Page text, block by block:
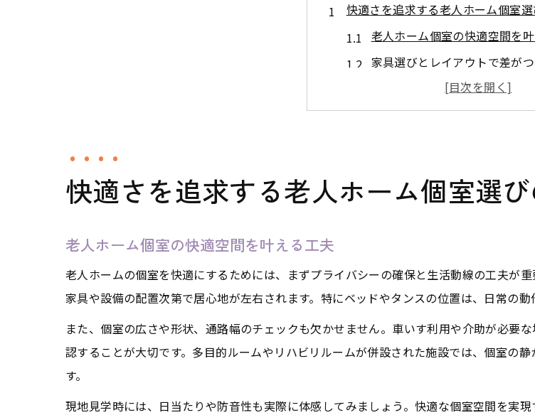
快適さを追求する老人ホーム個室
老人ホーム個室の快適空間を
家具選びとレイアウトで差が
老人ホーム個室で重視すべき設
個室のプライバシー確保と生
老人ホームで快適な家具レイ
家具持ち込み時のレイアウト
老人ホーム個室の家具レンタ
老人ホームの個室で重視したい動
老人ホーム個室の動線設計が
家具配置で広さと動線を両立
快適さを追求する老人ホーム個室選
老人ホーム個室の快適空間を叶える工夫
老人ホームの個室を快適にするためには、まずプライバシーの確保と生活動線の工夫が
家具や設備の配置次第で居心地が左右されます。特にベッドやタンスの位置は、日常の動
また、個室の広さや形状、通路幅のチェックも欠かせません。車いす利用や介助が必要
認することが大切です。多目的ルームやリハビリルームが併設された施設では、個室の
す。
現地見学時には、日当たりや防音性も実際に体感してみましょう。快適な個室空間を実